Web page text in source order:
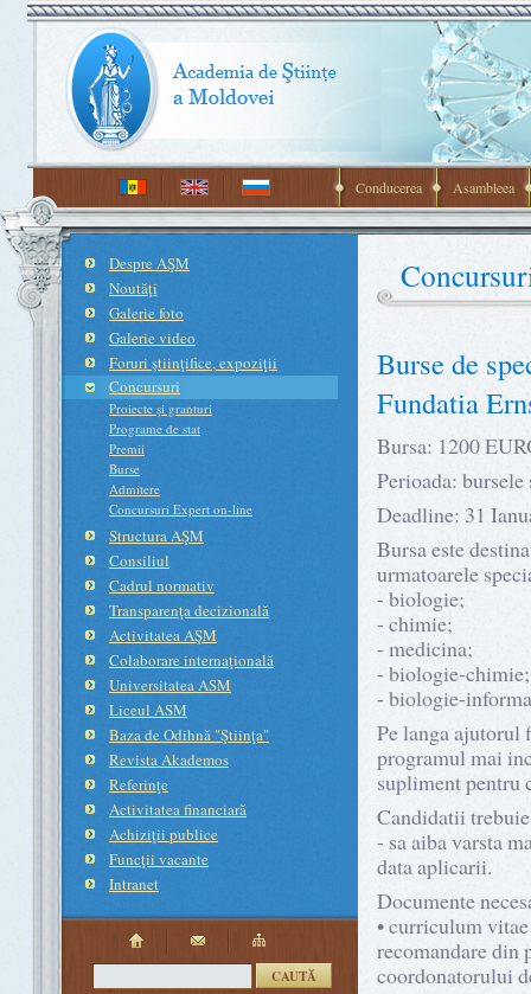
Conducerea Asambleea
Despre AŞM
Noutăţi
Galerie foto
Galerie video
Foruri ştiinţifice, expoziţii
Concursuri
Proiecte şi granturi
Programe de stat
Premii
Burse
Admitere
Concursuri Expert on-line
Structura AŞM
Consiliul
Cadrul normativ
Transparenţa decizională
Activitatea AŞM
Colaborare internaţională
Universitatea ASM
Liceul ASM
Baza de Odihnă "Ştiinţa"
Revista Akademos
Referinţe
Activitatea financiară
Achiziţii publice
Funcţii vacante
Intranet
CAUTĂ
Burse de
Fundatia
Bursa: 1200
Perioada: bursele
Deadline: 31
Bursa este
urmatoarele
- biologie;
- chimie;
- medicina;
- biologie-chimie;
- biologie-
Pe langa ajutorul
programul mai
supliment pentru
Candidatii
- sa aiba varsta
data aplicarii.
Documente
• curriculum
recomandare din
coordonatorului